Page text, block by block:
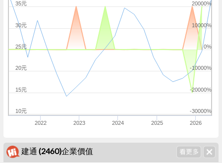
2022 2023 2024 2025 2026
-30000%
-20000%
-10000%
0%
10000%
20000%
10元
15元
20元
25元
30元
35元
建通 (2460)企業價值